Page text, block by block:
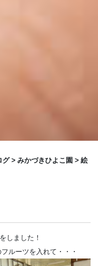
グ> みかづきひよこ園 > 絵
しました！
ルーツを入れて・・・